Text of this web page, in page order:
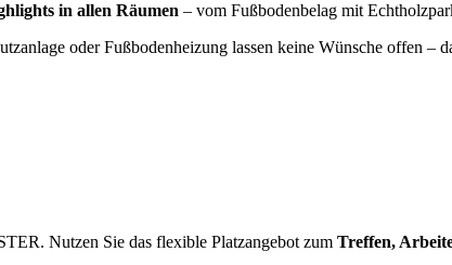
in allen Räumen – vom Fußbodenbelag mit
oder Fußbodenheizung lassen keine Wünsche offen –
Nutzen Sie das flexible Platzangebot zum Treffen,